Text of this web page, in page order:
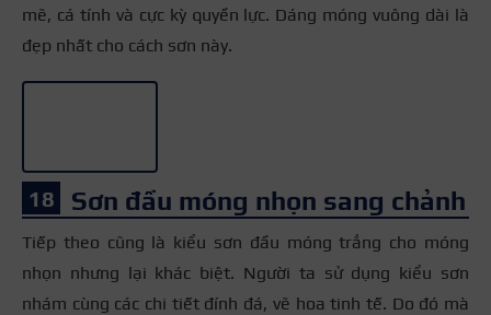
mẽ, cá tính và cực kỳ quyền lực. Dáng móng vuông dài là
đẹp nhất cho cách sơn này.
Sơn đầu móng nhọn sang chảnh
Tiếp theo cũng là kiểu sơn đầu móng trắng cho móng
nhọn nhưng lại khác biệt. Người ta sử dụng kiểu sơn
nhám cùng các chi tiết đính đá, vẽ hoa tinh tế. Do đó mà